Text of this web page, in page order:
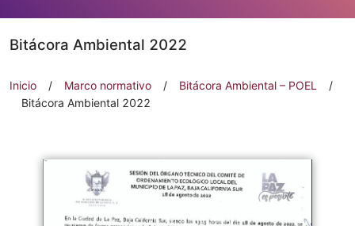
Bitácora Ambiental 2022
Inicio / Marco normativo / Bitácora Ambiental – POEL
/
Bitácora Ambiental 2022